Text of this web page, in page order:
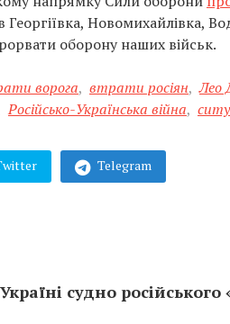
Георгіївка, Новомихайлівка,
оборону наших військ.
ворога, втрати росіян, Лео
Російсько-Українська війна,
Telegram
судно російського